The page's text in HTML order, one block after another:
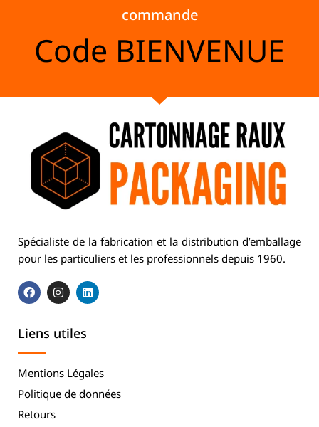
commande
Code BIENVENUE
Spécialiste de la fabrication et la distribution d’emballage
pour les particuliers et les professionnels depuis 1960.
Liens utiles
Mentions Légales
Politique de données
Retours